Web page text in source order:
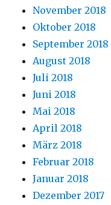
November 2018
Oktober 2018
September 2018
August 2018
Juli 2018
Juni 2018
Mai 2018
April 2018
März 2018
Februar 2018
Januar 2018
Dezember 2017